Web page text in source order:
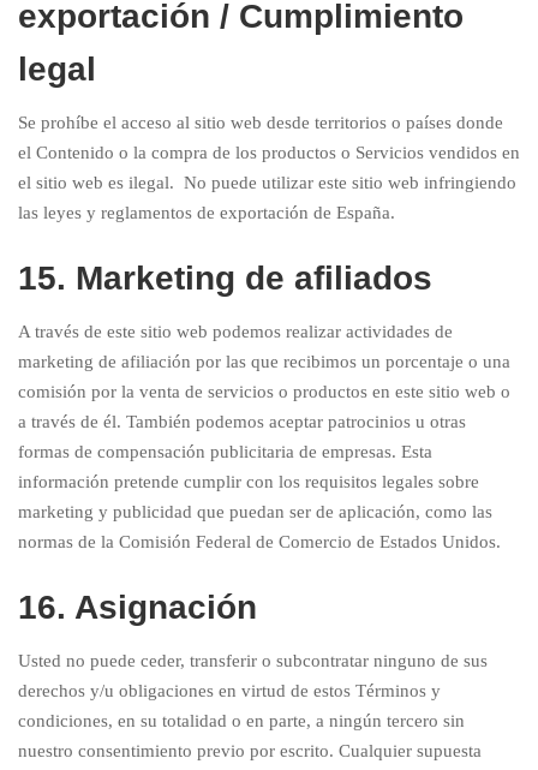
exportación / Cumplimiento
legal
Se prohíbe el acceso al sitio web desde territorios o países donde
el Contenido o la compra de los productos o Servicios vendidos en
el sitio web es ilegal. No puede utilizar este sitio web infringiendo
las leyes y reglamentos de exportación de España.
15. Marketing de afiliados
A través de este sitio web podemos realizar actividades de
marketing de afiliación por las que recibimos un porcentaje o una
comisión por la venta de servicios o productos en este sitio web o
a través de él. También podemos aceptar patrocinios u otras
formas de compensación publicitaria de empresas. Esta
información pretende cumplir con los requisitos legales sobre
marketing y publicidad que puedan ser de aplicación, como las
normas de la Comisión Federal de Comercio de Estados Unidos.
16. Asignación
Usted no puede ceder, transferir o subcontratar ninguno de sus
derechos y/u obligaciones en virtud de estos Términos y
condiciones, en su totalidad o en parte, a ningún tercero sin
nuestro consentimiento previo por escrito. Cualquier supuesta